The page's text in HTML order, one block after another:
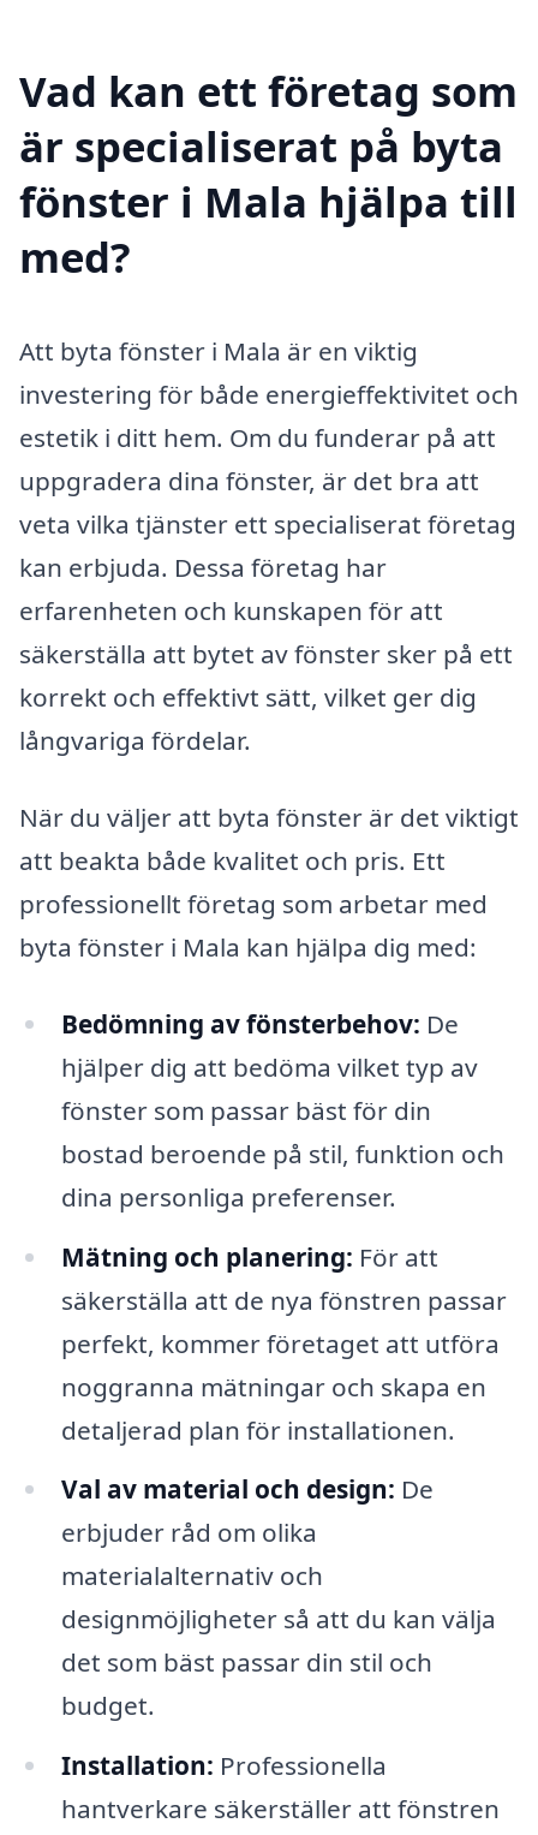
Vad kan ett företag som
är specialiserat på byta
fönster i Mala hjälpa till
med?
Att byta fönster i Mala är en viktig
investering för både energieffektivitet och
estetik i ditt hem. Om du funderar på att
uppgradera dina fönster, är det bra att
veta vilka tjänster ett specialiserat företag
kan erbjuda. Dessa företag har
erfarenheten och kunskapen för att
säkerställa att bytet av fönster sker på ett
korrekt och effektivt sätt, vilket ger dig
långvariga fördelar.
När du väljer att byta fönster är det viktigt
att beakta både kvalitet och pris. Ett
professionellt företag som arbetar med
byta fönster i Mala kan hjälpa dig med:
Bedömning av fönsterbehov: De
hjälper dig att bedöma vilket typ av
fönster som passar bäst för din
bostad beroende på stil, funktion och
dina personliga preferenser.
Mätning och planering: För att
säkerställa att de nya fönstren passar
perfekt, kommer företaget att utföra
noggranna mätningar och skapa en
detaljerad plan för installationen.
Val av material och design: De
erbjuder råd om olika
materialalternativ och
designmöjligheter så att du kan välja
det som bäst passar din stil och
budget.
Installation: Professionella
hantverkare säkerställer att fönstren